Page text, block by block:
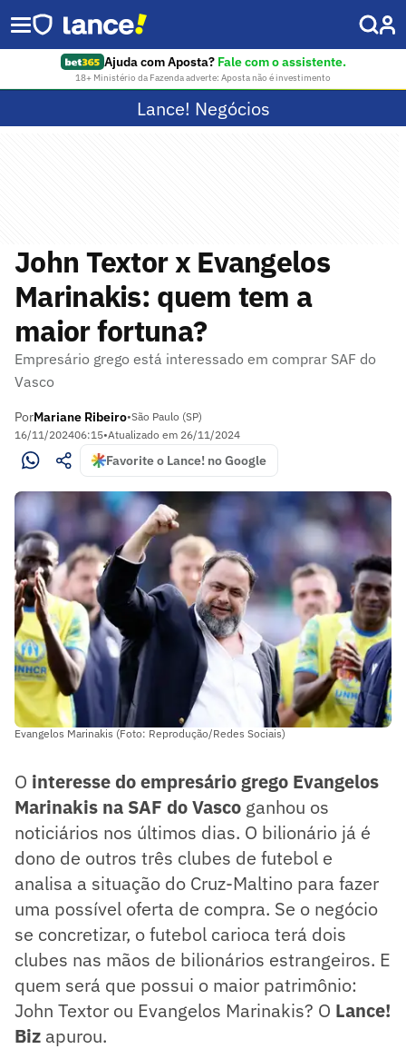
Ajuda com Aposta? Fale com o assistente.
18+ Ministério da Fazenda adverte: Aposta não é investimento
Lance! Negócios
John Textor x Evangelos
Marinakis: quem tem a
maior fortuna?
Empresário grego está interessado em comprar SAF do
Vasco
PorMariane Ribeiro•São Paulo (SP)
16/11/202406:15•Atualizado em 26/11/2024
Favorite o Lance! no Google
Evangelos Marinakis (Foto: Reprodução/Redes Sociais)
O interesse do empresário grego Evangelos
Marinakis na SAF do Vasco ganhou os
noticiários nos últimos dias. O bilionário já é
dono de outros três clubes de futebol e
analisa a situação do Cruz-Maltino para fazer
uma possível oferta de compra. Se o negócio
se concretizar, o futebol carioca terá dois
clubes nas mãos de bilionários estrangeiros. E
quem será que possui o maior patrimônio:
John Textor ou Evangelos Marinakis? O Lance!
Biz apurou.